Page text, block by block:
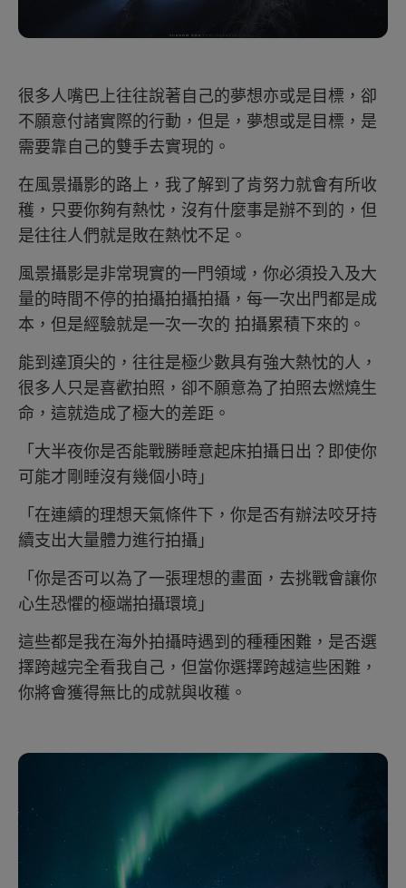
很多人嘴巴上往往說著自己的夢想亦或是目標，卻
不願意付諸實際的行動，但是，夢想或是目標，是
需要靠自己的雙手去實現的。
在風景攝影的路上，我了解到了肯努力就會有所收
穫，只要你夠有熱忱，沒有什麼事是辦不到的，但
是往往人們就是敗在熱忱不足。
風景攝影是非常現實的一門領域，你必須投入及大
量的時間不停的拍攝拍攝拍攝，每一次出門都是成
本，但是經驗就是一次一次的 拍攝累積下來的。
能到達頂尖的，往往是極少數具有強大熱忱的人，
很多人只是喜歡拍照，卻不願意為了拍照去燃燒生
命，這就造成了極大的差距。
「大半夜你是否能戰勝睡意起床拍攝日出？即使你
可能才剛睡沒有幾個小時」
「在連續的理想天氣條件下，你是否有辦法咬牙持
續支出大量體力進行拍攝」
「你是否可以為了一張理想的畫面，去挑戰會讓你
心生恐懼的極端拍攝環境」
這些都是我在海外拍攝時遇到的種種困難，是否選
擇跨越完全看我自己，但當你選擇跨越這些困難，
你將會獲得無比的成就與收穫。